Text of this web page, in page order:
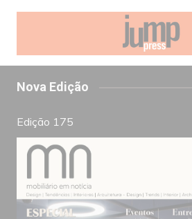
Nova Edição
Edição 175